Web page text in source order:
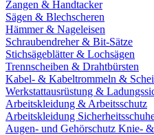
Zangen & Handtacker
Sägen & Blechscheren
Hämmer & Nageleisen
Schraubendreher & Bit-Sätze
Stichsägeblätter & Lochsägen
Trennscheiben & Drahtbürsten
Kabel- & Kabeltrommeln &
Werkstattausrüstung &
Arbeitskleidung & Arbeitsschutz
Arbeitskleidung
Augen- und Gehörschutz Knie- &